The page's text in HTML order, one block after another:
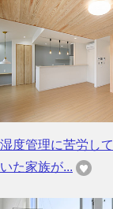
湿度管理に苦労して
いた家族が...